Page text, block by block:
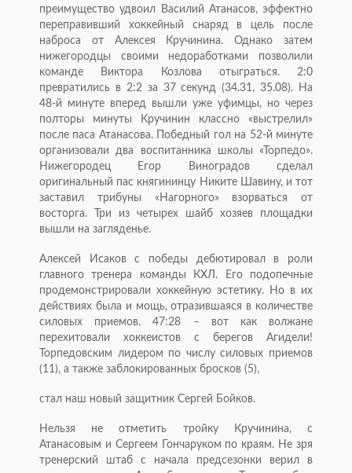
преимущество удвоил Василий Атанасов, эффектно
переправивший хоккейный снаряд в цель после
наброса от Алексея Кручинина. Однако затем
нижегородцы своими недоработками позволили
команде Виктора Козлова отыграться. 2:0
превратились в 2:2 за 37 секунд (34.31, 35.08). На
48-й минуте вперед вышли уже уфимцы, но через
полторы минуты Кручинин классно «выстрелил»
после паса Атанасова. Победный гол на 52-й минуте
организовали два воспитанника школы «Торпедо».
Нижегородец Егор Виноградов сделал
оригинальный пас княгининцу Никите Шавину, и тот
заставил трибуны «Нагорного» взорваться от
восторга. Три из четырех шайб хозяев площадки
вышли на загляденье.
Алексей Исаков с победы дебютировал в роли
главного тренера команды КХЛ. Его подопечные
продемонстрировали хоккейную эстетику. Но в их
действиях была и мощь, отразившаяся в количестве
силовых приемов. 47:28 – вот как волжане
перехитовали хоккеистов с берегов Агидели!
Торпедовским лидером по числу силовых приемов
(11), а также заблокированных бросков (5),
стал наш новый защитник Сергей Бойков.
Нельзя не отметить тройку Кручинина, с
Атанасовым и Сергеем Гончаруком по краям. Не зря
тренерский штаб с начала предсезонки верил в